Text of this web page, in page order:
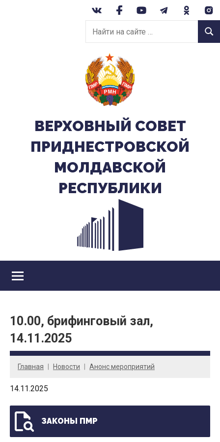
Найти
на
сайте:
ВЕРХОВНЫЙ CОВЕТ
ПРИДНЕСТРОВСКОЙ
МОЛДАВСКОЙ
РЕСПУБЛИКИ
10.00, брифинговый зал,
14.11.2025
Главная Новости Анонс мероприятий
14.11.2025
ЗАКОНЫ ПМР